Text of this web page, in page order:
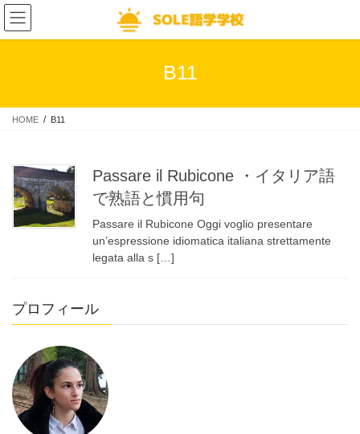
コ
ン
テ
ス
ナ
ビ
ゲ
ン
B11
HOME B11
Passare il Rubicone ・イタリア語
で熟語と慣用句
Passare il Rubicone Oggi voglio presentare
un’espressione idiomatica italiana strettamente
legata alla s […]
プロフィール